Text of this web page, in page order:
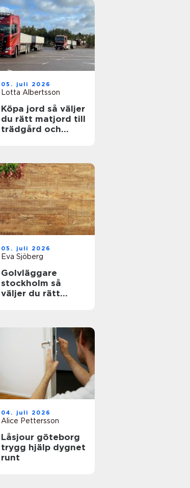
05. juli 2026
Lotta Albertsson
Köpa jord så väljer
du rätt matjord till
trädgård och
05. juli 2026
Eva Sjöberg
Golvläggare
stockholm så
väljer du rätt
04. juli 2026
Alice Pettersson
Låsjour göteborg
trygg hjälp dygnet
runt